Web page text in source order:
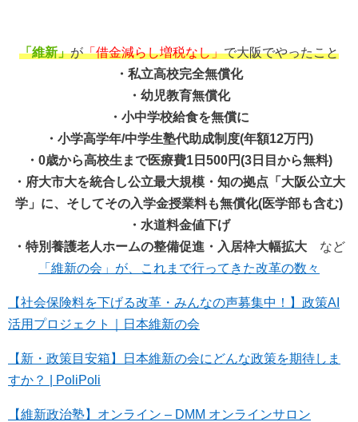
「維新」が「借金減らし増税なし」で大阪でやったこと
・私立高校完全無償化
・幼児教育無償化
・小中学校給食を無償に
・小学高学年/中学生塾代助成制度(年額12万円)
・0歳から高校生まで医療費1日500円(3日目から無料)
・府大市大を統合し公立最大規模・知の拠点「大阪公立大
学」に、そしてその入学金授業料も無償化(医学部も含む)
・水道料金値下げ
・特別養護老人ホームの整備促進・入居枠大幅拡大 など
「維新の会」が、これまで行ってきた改革の数々
【社会保険料を下げる改革・みんなの声募集中！】政策AI
活用プロジェクト｜日本維新の会
【新・政策目安箱】日本維新の会にどんな政策を期待しま
すか？ | PoliPoli
【維新政治塾】オンライン – DMM オンラインサロン